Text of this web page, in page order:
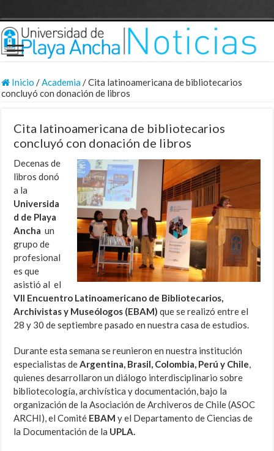
Inicio /Academia/Cita latinoamericana de bibliotecarios
concluyó con donación de libros
Cita latinoamericana de bibliotecarios
concluyó con donación de libros
Decenas de
libros donó
a la
Universida
d de Playa
Ancha un
grupo de
profesional
es que
asistió al el
VII Encuentro Latinoamericano de Bibliotecarios,
Archivistas y Museólogos (EBAM) que se realizó entre el
28 y 30 de septiembre pasado en nuestra casa de estudios.
Durante esta semana se reunieron en nuestra institución
especialistas deArgentina, Brasil, Colombia, Perú y Chile,
quienes desarrollaron un diálogo interdisciplinario sobre
bibliotecología, archivística y documentación, bajo la
organización de la Asociación de Archiveros de Chile (ASOC
ARCHI), el Comité EBAM y el Departamento de Ciencias de
la Documentación de la UPLA.